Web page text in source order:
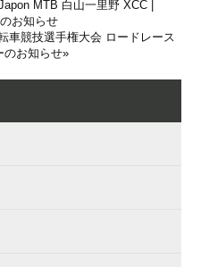
MTB 白山一里野 XCC |
お知らせ
車競技選手権大会 ロードレース
のお知らせ»